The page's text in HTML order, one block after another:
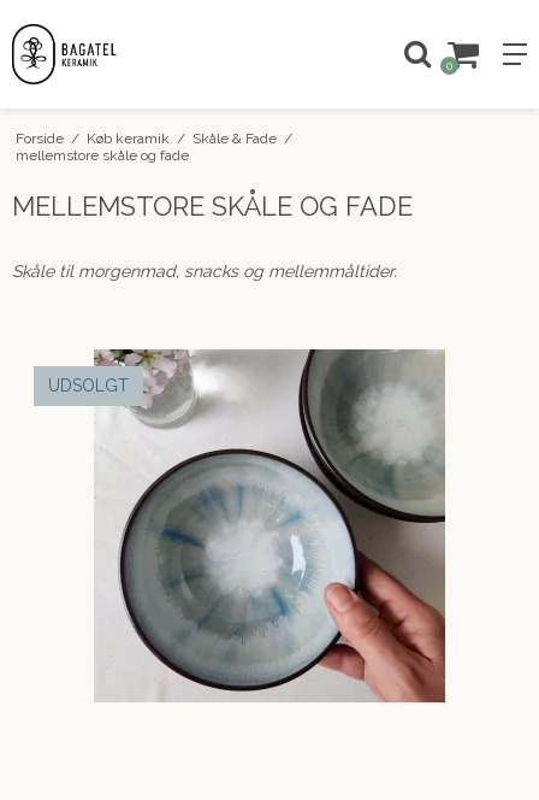
0
Forside / Køb keramik / Skåle & Fade /
mellemstore skåle og fade
MELLEMSTORE SKÅLE OG FADE
Skåle til morgenmad, snacks og mellemmåltider.
UDSOLGT